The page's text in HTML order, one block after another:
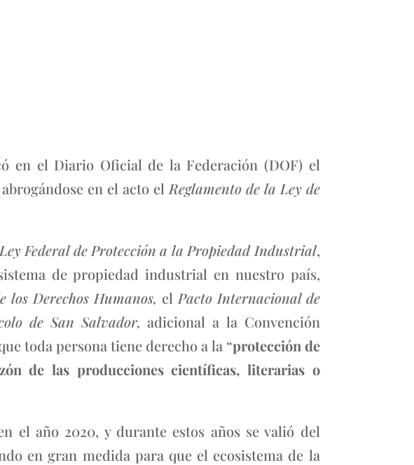
en el Diario Oficial de la Federación (DOF) el
abrogándose en el acto el Reglamento de la Ley de
Ley Federal de Protección a la Propiedad Industrial,
de propiedad industrial en nuestro país,
los Derechos Humanos, el Pacto Internacional de
de San Salvador,adicional a la Convención
toda persona tiene derecho a la “protección de
de las producciones científicas, literarias o
el año 2020, y durante estos años se valió del
en gran medida para que el ecosistema de la